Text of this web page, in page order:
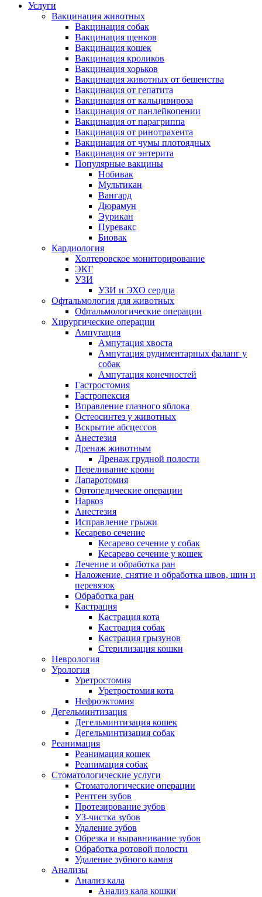
Услуги
Вакцинация животных
Вакцинация собак
Вакцинация щенков
Вакцинация кошек
Вакцинация кроликов
Вакцинация хорьков
Вакцинация животных от бешенства
Вакцинация от гепатита
Вакцинация от кальцивироза
Вакцинация от панлейкопении
Вакцинация от парагриппа
Вакцинация от ринотрахеита
Вакцинация от чумы плотоядных
Вакцинация от энтерита
Популярные вакцины
Нобивак
Мультикан
Вангард
Дюрамун
Эурикан
Пуревакс
Биовак
Кардиология
Холтеровское мониторирование
ЭКГ
УЗИ
УЗИ и ЭХО сердца
Офтальмология для животных
Офтальмологические операции
Хирургические операции
Ампутация
Ампутация хвоста
Ампутация рудиментарных фаланг у
собак
Ампутация конечностей
Гастростомия
Гастропексия
Вправление глазного яблока
Остеосинтез у животных
Вскрытие абсцессов
Анестезия
Дренаж животным
Дренаж грудной полости
Переливание крови
Лапаротомия
Ортопедические операции
Наркоз
Анестезия
Исправление грыжи
Кесарево сечение
Кесарево сечение у собак
Кесарево сечение у кошек
Лечение и обработка ран
Наложение, снятие и обработка швов, шин и
перевязок
Обработка ран
Кастрация
Кастрация кота
Кастрация собак
Кастрация грызунов
Стерилизация кошки
Неврология
Урология
Уретростомия
Уретростомия кота
Нефроэктомия
Дегельминтизация
Дегельминтизация кошек
Дегельминтизация собак
Реанимация
Реанимация кошек
Реанимация собак
Стоматологические услуги
Стоматологические операции
Рентген зубов
Протезирование зубов
УЗ-чистка зубов
Удаление зубов
Обрезка и выравнивание зубов
Обработка ротовой полости
Удаление зубного камня
Анализы
Анализ кала
Анализ кала кошки